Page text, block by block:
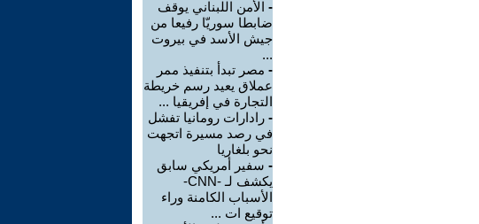
- الأمن اللبناني يوقف
ضابطا سوريّا رفيعا من
جيش الأسد في بيروت
...
- مصر تبدأ بتنفيذ ممر
عملاق يعيد رسم خريطة
التجارة في إفريقيا ...
- رادارات رومانيا تفشل
في رصد مسيرة اتجهت
نحو بلغاريا
- سفير أمريكي سابق
يكشف لـ -CNN-
الأسباب الكامنة وراء
توقيع ات ...